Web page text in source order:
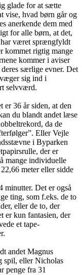
glade for at sætte
vise, hvad børn går og
anerkende dem med
for alle børn, at det,
har været sprængfyldt
kommet rigtig mange
kommer i aviser
særlige evner. Det
sig ind i
selvværd.
er 36 år siden, at den
du blandt andet læse
da de
Eller Vejle
i Byparken
der er
mange individuelle
meter eller sidde
minutter. Det er også
ting, som f.eks. de to
eller de to, der
er kun fantasien, der
et tape-
andet Magnus
spil, eller Nicholas
penge fra 31